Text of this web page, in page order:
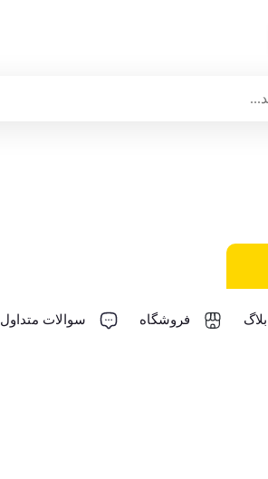
فروشگاه سوالات متداول